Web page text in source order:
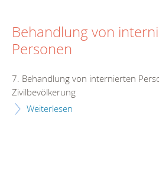
Behandlung von
Personen
7. Behandlung von internierten
Zivilbevölkerung
Weiterlesen